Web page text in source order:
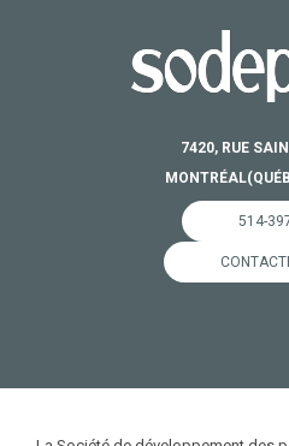
7420, RUE
MONTRÉAL
514-